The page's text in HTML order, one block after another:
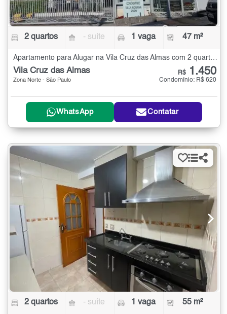
2 quartos - suíte 1 vaga 47 m²
Apartamento para Alugar na Vila Cruz das Almas com 2 quartos - 47 m²
Vila Cruz das Almas
Zona Norte - São Paulo
R$ 1.450
Condomínio: R$ 620
WhatsApp Contatar
2 quartos - suíte 1 vaga 55 m²